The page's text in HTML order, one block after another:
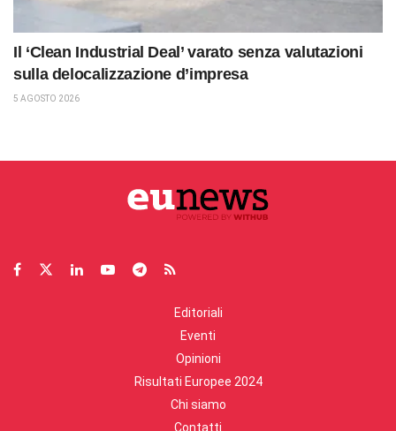
Il ‘Clean Industrial Deal’ varato senza valutazioni
sulla delocalizzazione d’impresa
5 AGOSTO 2026
Editoriali
Eventi
Opinioni
Risultati Europee 2024
Chi siamo
Contatti